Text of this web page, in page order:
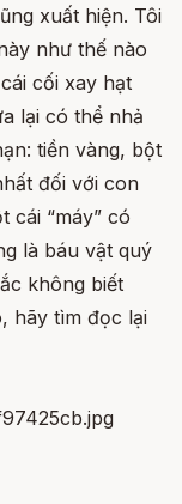
xuất hiện. Tôi
như thế nào
cối xay hạt
lại có thể nhả
tiền vàng, bột
đối với con
cái “máy” có
là báu vật quý
không biết
hãy tìm đọc lại